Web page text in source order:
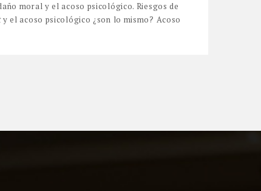
moral y el acoso psicológico. Riesgos de
y el acoso psicológico ¿son lo mismo? Acoso